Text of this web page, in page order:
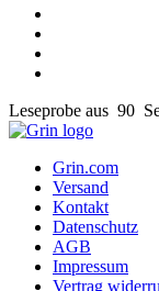
Versand
Kontakt
Datenschutz
AGB
Impressum
Vertrag